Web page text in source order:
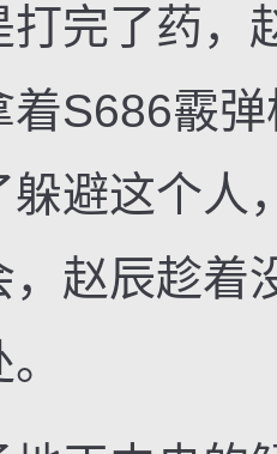
了药，
着S686霰
躲避这个人
，赵辰趁着